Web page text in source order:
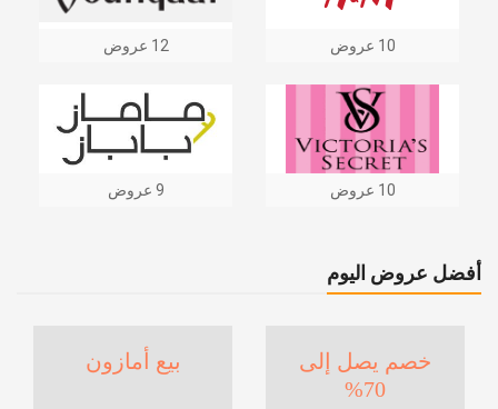
12 عروض 10 عروض
9 عروض 10 عروض
أفضل عروض اليوم
بيع أمازون
خصم يصل إلى
70%